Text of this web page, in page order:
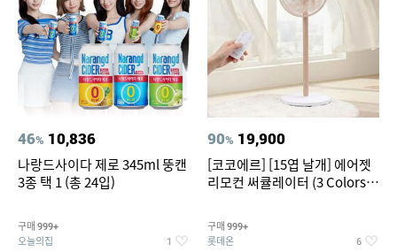
46% 10,836
나랑드사이다 제로 345ml 뚱캔
3종 택 1 (총 24입)
구매 999+
오늘의집 1
90% 19,900
[코코에르] [15엽 날개] 에어젯
리모컨 써큘레이터 (3 Colors
구매 999+
롯데온 6